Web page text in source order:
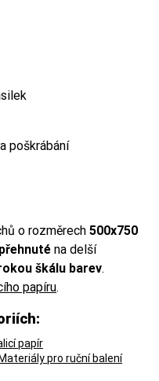
poškrábání
o rozměrech 500x750
na delší
škálu barev.
papíru.
papír
Materiály pro ruční balení